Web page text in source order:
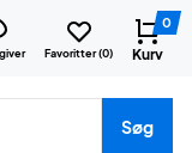
Favoritter (0)
0
Kurv
Søg